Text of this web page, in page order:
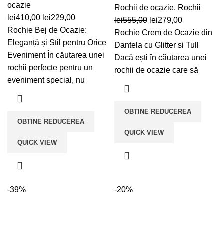
ocazie
lei410,00 Prețul
inițial
a
fost:
lei410,00.
lei229,00Prețul
curent
este:
lei229,00.
Rochie Bej de Ocazie:
Eleganță și Stil pentru Orice
Eveniment În căutarea unei
rochii perfecte pentru un
eveniment special, nu
OBTINE REDUCEREA
QUICK VIEW
Rochii de ocazie, Rochii
lei555,00 Prețul
inițial
a
fost:
lei555,00.
lei279,00Prețul
curent
este:
lei279,00.
Rochie Crem de Ocazie din
Dantela cu Glitter si Tull
Dacă ești în căutarea unei
rochii de ocazie care să
OBTINE REDUCEREA
QUICK VIEW
-39% -20%